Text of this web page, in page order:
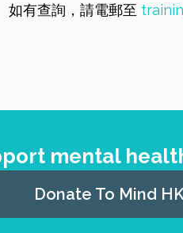
如有查詢，請電郵至
mental
Donate To Mind HK